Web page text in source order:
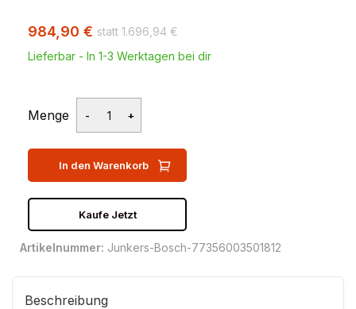
1.696,94 €
984,90 €
Lieferbar - In 1-3 Werktagen bei dir
Menge
In den Warenkorb
Kaufe Jetzt
Artikelnummer: Junkers-Bosch-77356003501812
Beschreibung